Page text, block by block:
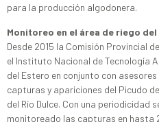
para la producción algodonera.
Monitoreo en el área de riego del
Desde 2015 la Comisión Provincial
el Instituto Nacional de Tecnología
del Estero en conjunto con
capturas y apariciones del Picudo
del Río Dulce. Con una periodicidad
monitoreado las capturas en hasta